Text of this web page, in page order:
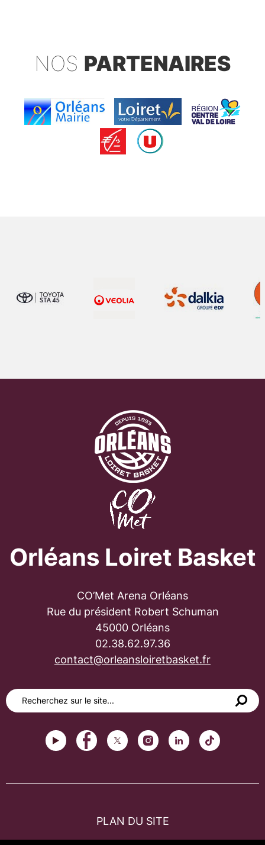
NOS PARTENAIRES
Orléans Loiret Basket
CO’Met Arena Orléans
Rue du président Robert Schuman
45000 Orléans
02.38.62.97.36
contact@orleansloiretbasket.fr
PLAN DU SITE